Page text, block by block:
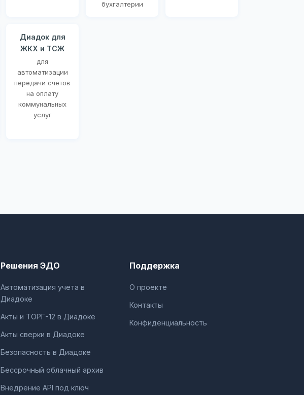
бухгалтерии
Диадок для
ЖКХ и ТСЖ
для
автоматизации
передачи счетов
на оплату
коммунальных
услуг
Решения ЭДО
Автоматизация учета в
Диадоке
Акты и ТОРГ-12 в Диадоке
Акты сверки в Диадоке
Безопасность в Диадоке
Бессрочный облачный архив
Внедрение API под ключ
Поддержка
О проекте
Контакты
Конфиденциальность